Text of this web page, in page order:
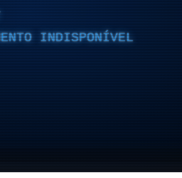
INDISPONÍVEL